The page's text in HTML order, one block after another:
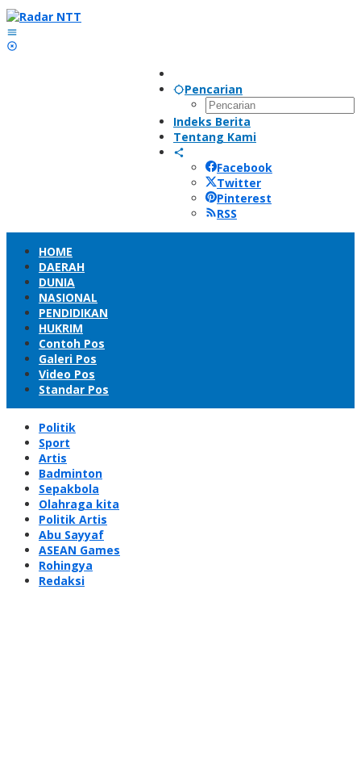
Lewati
ke
konten
Pencarian
Indeks Berita
Tentang Kami
Facebook
Twitter
Pinterest
RSS
HOME
DAERAH
DUNIA
NASIONAL
PENDIDIKAN
HUKRIM
Contoh Pos
Galeri Pos
Video Pos
Standar Pos
Politik
Sport
Artis
Badminton
Sepakbola
Olahraga kita
Politik Artis
Abu Sayyaf
ASEAN Games
Rohingya
Redaksi